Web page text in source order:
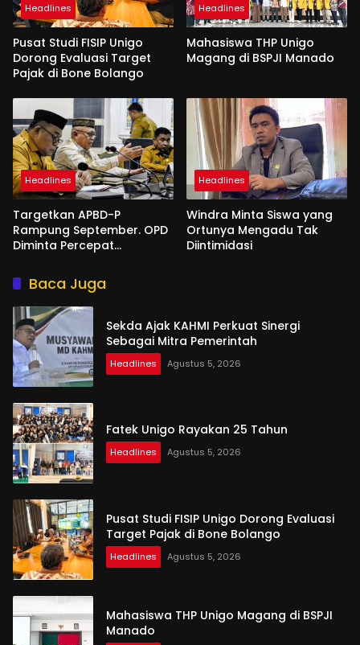
Headlines
Pusat Studi FISIP Unigo
Dorong Evaluasi Target
Pajak di Bone Bolango
Headlines
Mahasiswa THP Unigo
Magang di BSPJI Manado
Headlines
Targetkan APBD-P
Rampung September. OPD
Diminta Percepat
Headlines
Windra Minta Siswa yang
Ortunya Mengadu Tak
Diintimidasi
Baca Juga
Sekda Ajak KAHMI Perkuat Sinergi
Sebagai Mitra Pemerintah
Headlines Agustus 5, 2026
Fatek Unigo Rayakan 25 Tahun
Headlines Agustus 5, 2026
Pusat Studi FISIP Unigo Dorong Evaluasi
Target Pajak di Bone Bolango
Headlines Agustus 5, 2026
Mahasiswa THP Unigo Magang di BSPJI
Manado